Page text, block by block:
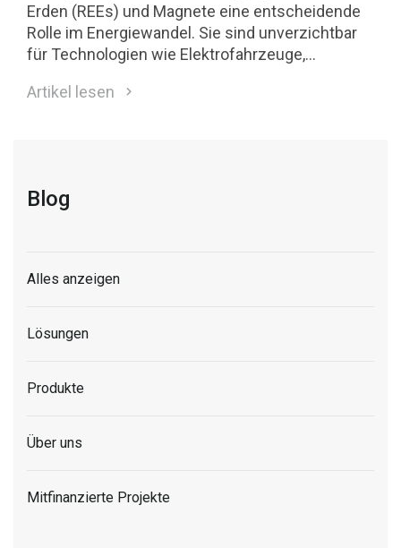
Erden (REEs) und Magnete eine entscheidende
Rolle im Energiewandel. Sie sind unverzichtbar
für Technologien wie Elektrofahrzeuge,
Wasserstofflösungen. Die Tatsache, dass die EU
Wachstumspotenzial.
Artikel lesen
Blog
Alles anzeigen
Lösungen
Produkte
Über uns
Mitfinanzierte Projekte